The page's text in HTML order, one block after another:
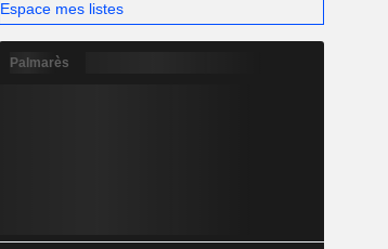
Espace mes listes
Palmarès